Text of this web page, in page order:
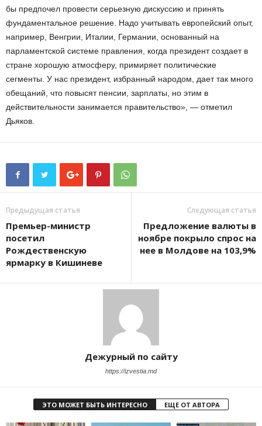
бы предпочел провести серьезную дискуссию и принять
фундаментальное решение. Надо учитывать европейский опыт,
например, Венгрии, Италии, Германии, основанный на
парламентской системе правления, когда президент создает в
стране хорошую атмосферу, примиряет политические
сегменты. У нас президент, избранный народом, дает так много
обещаний, что повысят пенсии, зарплаты, но этим в
действительности занимается правительство», — отметил
Дьяков.
Предыдущая статья
Премьер-министр
посетил
Рождественскую
ярмарку в Кишиневе
Следующая статья
Предложение валюты в
ноябре покрыло спрос на
нее в Молдове на 103,9%
Дежурный по сайту
https://izvestia.md
ЭТО МОЖЕТ БЫТЬ ИНТЕРЕСНО ЕЩЕ ОТ АВТОРА